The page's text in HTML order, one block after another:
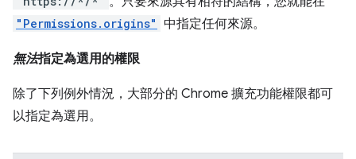
"Permissions.origins" 中指定任何來源。
無法指定為選用的權限
除了下列例外情況，大部分的 Chrome 擴充功能權限都可
以指定為選用。